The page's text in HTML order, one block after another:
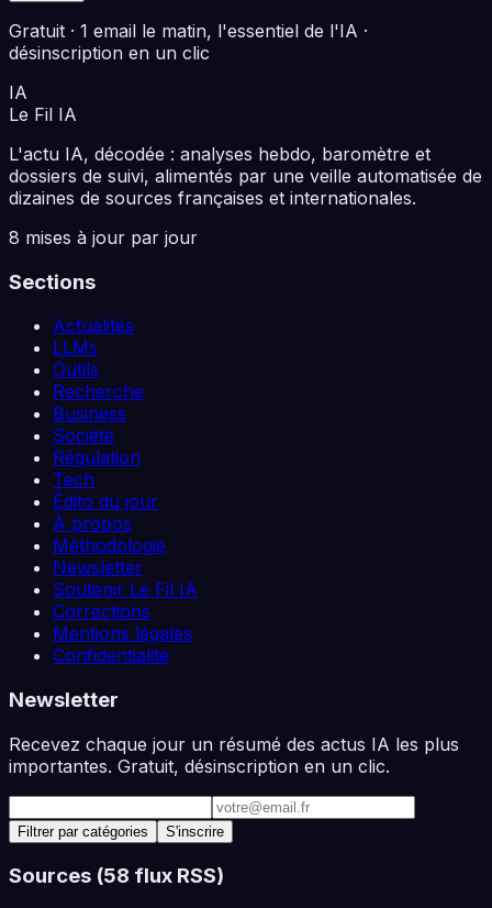
Gratuit · 1 email le matin, l'essentiel de l'IA ·
désinscription en un clic
IA
Le Fil IA
L'actu IA, décodée : analyses hebdo, baromètre et
dossiers de suivi, alimentés par une veille automatisée de
dizaines de sources françaises et internationales.
8 mises à jour par jour
Sections
Actualités
LLMs
Outils
Recherche
Business
Société
Régulation
Tech
Édito du jour
À propos
Méthodologie
Newsletter
Soutenir Le Fil IA
Corrections
Mentions légales
Confidentialité
Newsletter
Recevez chaque jour un résumé des actus IA les plus
importantes. Gratuit, désinscription en un clic.
Adresse e-mail
Filtrer par catégories S'inscrire
Sources (58 flux RSS)